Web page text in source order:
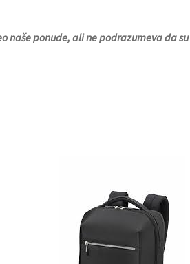
naše ponude, ali ne podrazumeva da su